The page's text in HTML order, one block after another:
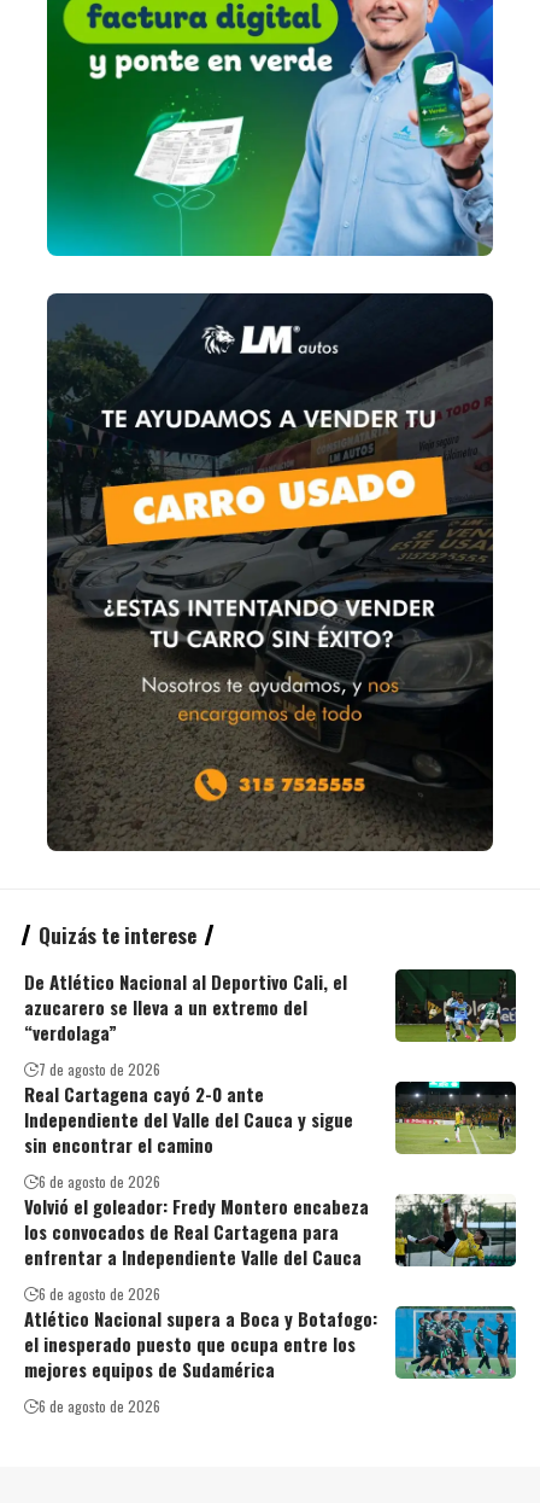
Quizás te interese
De Atlético Nacional al Deportivo Cali, el
azucarero se lleva a un extremo del
“verdolaga”
7 de agosto de 2026
Real Cartagena cayó 2-0 ante
Independiente del Valle del Cauca y sigue
sin encontrar el camino
6 de agosto de 2026
Volvió el goleador: Fredy Montero encabeza
los convocados de Real Cartagena para
enfrentar a Independiente Valle del Cauca
6 de agosto de 2026
Atlético Nacional supera a Boca y Botafogo:
el inesperado puesto que ocupa entre los
mejores equipos de Sudamérica
6 de agosto de 2026